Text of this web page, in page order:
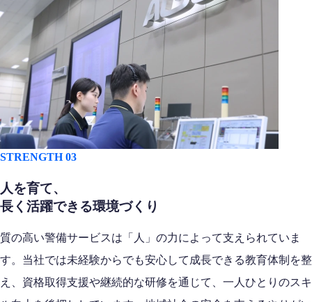
STRENGTH 03
人を育て、
長く活躍できる環境づくり
質の高い警備サービスは「人」の力によって支えられていま
す。当社では未経験からでも安心して成長できる教育体制を整
え、資格取得支援や継続的な研修を通じて、一人ひとりのスキ